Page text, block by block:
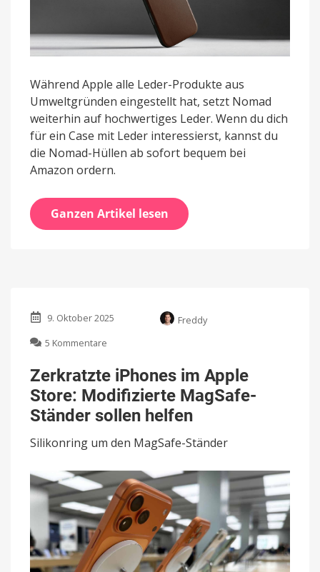
Während Apple alle Leder-Produkte aus
Umweltgründen eingestellt hat, setzt Nomad
weiterhin auf hochwertiges Leder. Wenn du dich
für ein Case mit Leder interessierst, kannst du
die Nomad-Hüllen ab sofort bequem bei
Amazon ordern.
Ganzen Artikel lesen
9. Oktober 2025
Freddy
5 Kommentare
iPhones
im
Apple
Store:
Modifizierte
MagSafe-
Ständer
helfen
Zerkratzte iPhones im Apple
Store: Modifizierte MagSafe-
Ständer sollen helfen
Silikonring um den MagSafe-Ständer